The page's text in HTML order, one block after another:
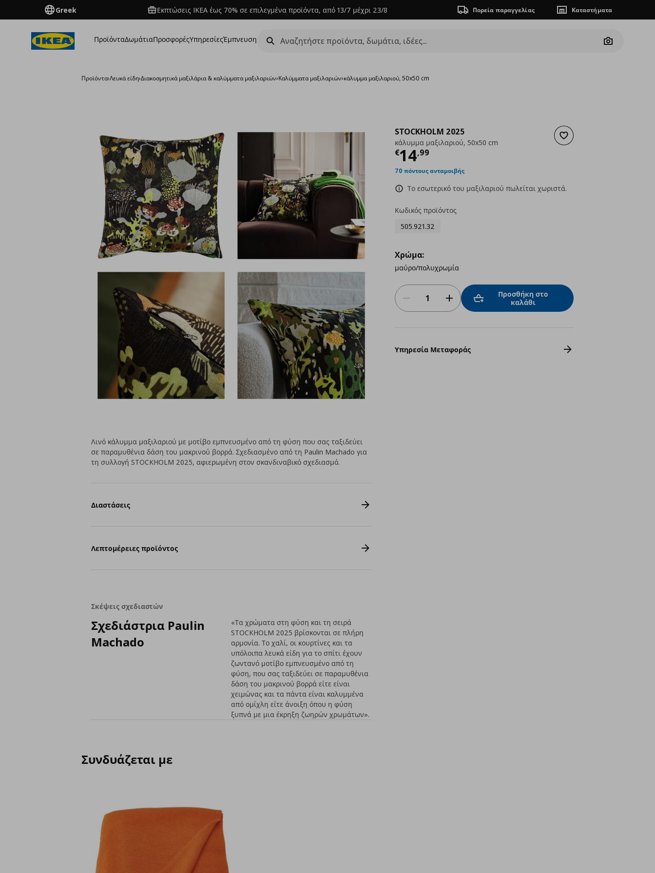
Greek Εκπτώσεις IKEA έως 70% σε επιλεγμένα προϊόντα, από 13/7 μέχρι 23/8 Πορεία παραγγελίας Καταστήματα
ΠροϊόνταΔωμάτιαΠροσφορέςΥπηρεσίεςΈμπνευση
Camera
Προϊόντα›Λευκά είδη›Διακοσμητικά μαξιλάρια & καλύμματα μαξιλαριών›Καλύμματα μαξιλαριών›κάλυμμα μαξιλαριού, 50x50 cm
Προσθήκη στα αγαπημένα
STOCKHOLM 2025
κάλυμμα μαξιλαριού, 50x50 cm
€14,99
Τρέχουσα τιμή
70 πόντους ανταμοιβής
Το εσωτερικό του μαξιλαριού πωλείται χωριστά.
Κωδικός προϊόντος
505.921.32
Χρώμα:
μαύρο/πολυχρωμία
Προσθήκη στο
καλάθι
Υπηρεσία Μεταφοράς
Λινό κάλυμμα μαξιλαριού με μοτίβο εμπνευσμένο από τη φύση που σας ταξιδεύει
σε παραμυθένια δάση του μακρινού βορρά. Σχεδιασμένο από τη Paulin Machado για
τη συλλογή STOCKHOLM 2025, αφιερωμένη στον σκανδιναβικό σχεδιασμό.
Διαστάσεις
Λεπτομέρειες προϊόντος
Σκέψεις σχεδιαστών
Σχεδιάστρια Paulin
Machado
«Τα χρώματα στη φύση και τη σειρά
STOCKHOLM 2025 βρίσκονται σε πλήρη
αρμονία. Το χαλί, οι κουρτίνες και τα
υπόλοιπα λευκά είδη για το σπίτι έχουν
ζωντανό μοτίβο εμπνευσμένο από τη
φύση, που σας ταξιδεύει σε παραμυθένια
δάση του μακρινού βορρά είτε είναι
χειμώνας και τα πάντα είναι καλυμμένα
από ομίχλη είτε άνοιξη όπου η φύση
ξυπνά με μια έκρηξη ζωηρών χρωμάτων».
Συνδυάζεται με